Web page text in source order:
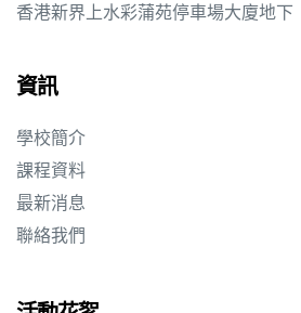
香港新界上水彩蒲苑停車場大廈地下
資訊
學校簡介
課程資料
最新消息
聯絡我們